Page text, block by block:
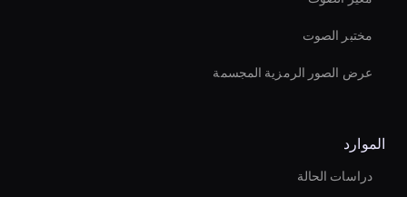
مختبر الصوت
عرض الصور الرمزية المجسمة
الموارد
دراسات الحالة